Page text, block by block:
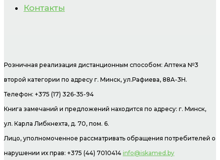
Контакты
Розничная реализация дистанционным способом: Аптека №3
второй категории по адресу г. Минск, ул.Рафиева, 88А-3Н.
Телефон: +375 (17) 326-35-94
Книга замечаний и предложений находится по адресу: г. Минск,
ул. Карла Либкнехта, д. 70, пом. 6.
Лицо, уполномоченное рассматривать обращения потребителей о
нарушении их прав: +375 (44) 7010414 info@iskamed.by